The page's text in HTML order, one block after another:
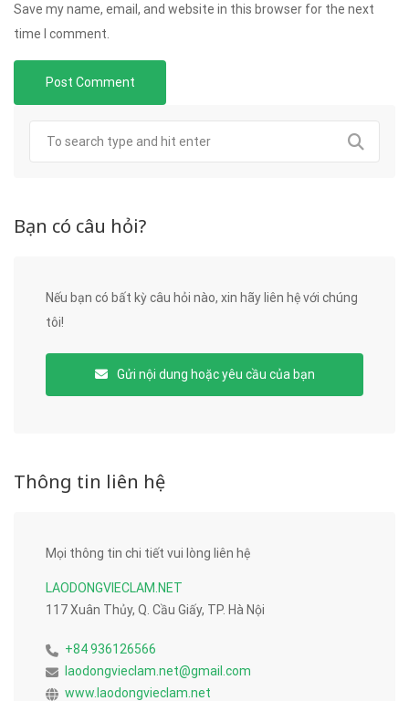
Save my name, email, and website in this browser for the next
time I comment.
Bạn có câu hỏi?
Nếu bạn có bất kỳ câu hỏi nào, xin hãy liên hệ với chúng
tôi!
Gửi nội dung hoặc yêu cầu của bạn
Thông tin liên hệ
Mọi thông tin chi tiết vui lòng liên hệ
LAODONGVIECLAM.NET
117 Xuân Thủy, Q. Cầu Giấy, TP. Hà Nội
+84 936126566
laodongvieclam.net@gmail.com
www.laodongvieclam.net